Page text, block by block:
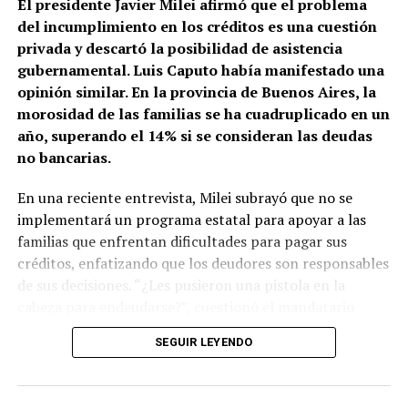
TEMAS RELACIONADOS:
ACTUALIDAD
PLAN NACIONAL DE PROMOCIÓN DE EXPORTACIONES 2023
SANTIAGO CAFIERO
PRÓXIMO ARTÍCULO
LA ACTIVIDAD AUTOPARTISTA CRECIÓ 2,7% INTERANUAL
ENTRE ENERO Y OCTUBRE
LAS EXPORTACIONES BONAERENSES ALCANZARON LOS US$
2.888 MILLONES EN OCTUBRE
El presidente Javier Milei afirmó que el problema
del incumplimiento en los créditos es una cuestión
privada y descartó la posibilidad de asistencia
gubernamental. Luis Caputo había manifestado una
opinión similar. En la provincia de Buenos Aires, la
morosidad de las familias se ha cuadruplicado en un
año, superando el 14% si se consideran las deudas
no bancarias.
En una reciente entrevista, Milei subrayó que no se
implementará un programa estatal para apoyar a las
familias que enfrentan dificultades para pagar sus
créditos, enfatizando que los deudores son responsables
de sus decisiones. “¿Les pusieron una pistola en la
durante su charla con Luis Majul en LN+.
familiar, el presidente explicó que se trata de un acuerdo
SEGUIR LEYENDO